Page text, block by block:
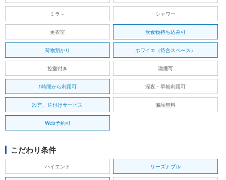
ミラ－ シャワー
更衣室 飲食物持ち込み可
荷物預かり ホワイエ（待合スペース）
控室付き 喫煙可
1時間から利用可 深夜・早朝利用可
設営、片付けサービス 備品無料
Web予約可
こだわり条件
ハイエンド リーズナブル